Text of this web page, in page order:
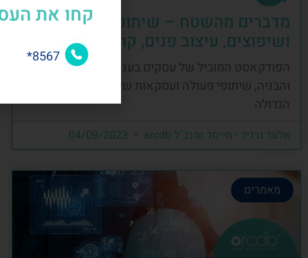
מדברים מהשטח – שיתופי פעולה, בניה
ושיפוצים, עיצוב פנים, קהילה ועסקים
הפודקאסט המוביל של עסקים בענף העיצוב, השיפוץ
והבניה, שיתופי פעולה ועסקאות של קהילת הבניה
הגדולה
אלעד גרגיר - מייסד ומנכ"ל arcdb
מאמרים
קחו את
8567*